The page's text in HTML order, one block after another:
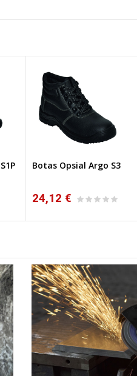
Botas Opsial Argo S3
24,12 €